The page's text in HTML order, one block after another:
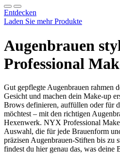
Entdecken
Laden Sie mehr Produkte
Augenbrauen
Professional
Gut gepflegte Augenbrauen rahmen
Gesicht und machen dein Make-up
Brows definieren, auffüllen oder für
möchtest – mit den richtigen
Hexenwerk. NYX Professional
Auswahl, die für jede Brauenform
präzisen Augenbrauen-Stiften bis zu
findest du hier genau das, was deine